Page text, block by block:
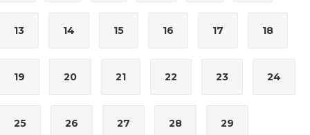
13 14 15 16 17 18
19 20 21 22 23 24
25 26 27 28 29